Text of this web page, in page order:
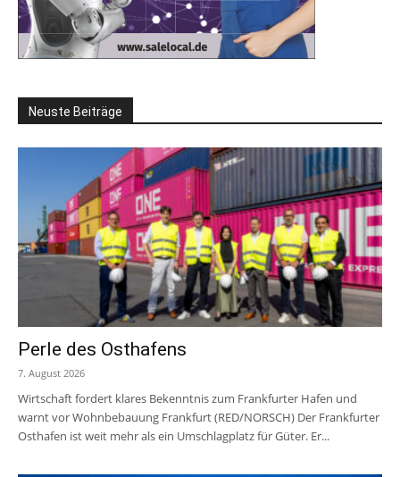
Neuste Beiträge
Perle des Osthafens
7. August 2026
Wirtschaft fordert klares Bekenntnis zum Frankfurter Hafen und
warnt vor Wohnbebauung Frankfurt (RED/NORSCH) Der Frankfurter
Osthafen ist weit mehr als ein Umschlagplatz für Güter. Er...